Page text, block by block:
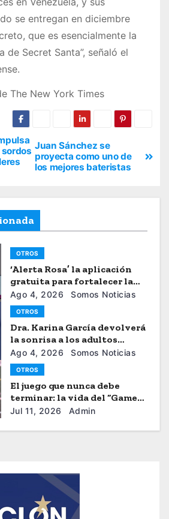
se entregan en diciembre
que es esencialmente la
de Secret Santa”, señaló el
The New York Times
Juan Sánchez se
proyecta como uno de
los mejores bateristas
OTROS
‘Alerta Rosa’ la aplicación
gratuita para fortalecer la
seguiridad de las mujeres
Ago 4, 2026 Somos Noticias
OTROS
Dra. Karina García devolverá
la sonrisa a los adultos
mayores
Ago 4, 2026 Somos Noticias
OTROS
El juego que nunca debe
terminar: la vida del “Gamer”
Brayhan Crazzy
Jul 11, 2026 Admin